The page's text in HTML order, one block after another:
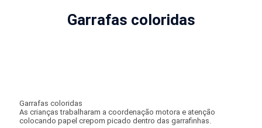
Garrafas coloridas
Garrafas coloridas
As crianças trabalharam a coordenação motora e atenção
colocando papel crepom picado dentro das garrafinhas.